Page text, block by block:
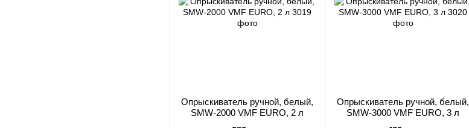
Опрыскиватель ручной, белый,
SMW-2000 VMF EURO, 2 л
Опрыскиватель ручной, белый,
SMW-3000 VMF EURO, 3 л